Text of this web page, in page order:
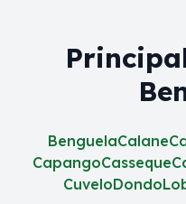
BenguelaCalane
CapangoCasseque
CuveloDondo